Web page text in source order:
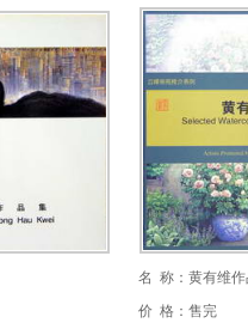
名 称：黄有维作
价 格：售完